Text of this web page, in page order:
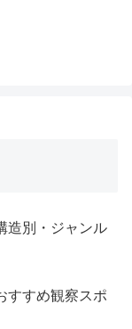
造別・ジャンル
すすめ観察スポ